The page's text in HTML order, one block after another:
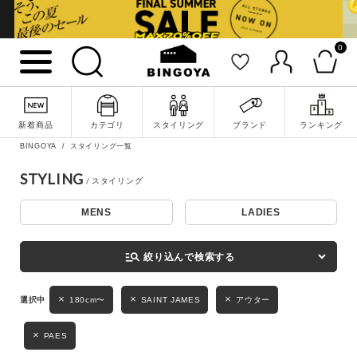
0
新着商品 カテゴリ スタイリング ブランド ランキング
詳細検索
キーワード
性別
MENS LADIES KIDS
BINGOYA スタイリング一覧
STYLING
MENS LADIES
manage_search 絞り込んで検索する
180cm〜 SAINT JAMES アウター
PAES